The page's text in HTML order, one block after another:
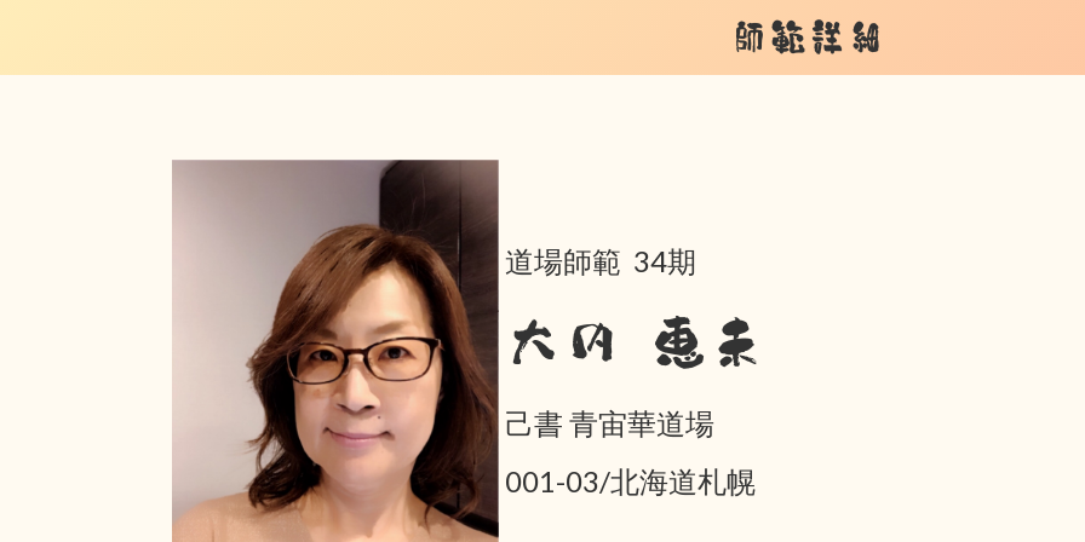
師範詳細
道場師範 34期
大内 恵未
己書 青宙華道場
001-03/北海道札幌